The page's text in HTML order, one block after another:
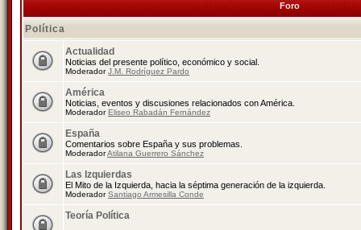
Foro
Política
Actualidad
Noticias del presente político, económico y social.
ModeradorJ.M. Rodríguez Pardo
América
Noticias, eventos y discusiones relacionados con América.
ModeradorEliseo Rabadán Fernández
España
Comentarios sobre España y sus problemas.
ModeradorAtilana Guerrero Sánchez
Las Izquierdas
El Mito de la Izquierda, hacia la séptima generación de la izquierda.
ModeradorSantiago Armesilla Conde
Teoría Política